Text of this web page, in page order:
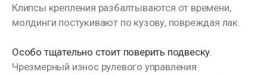
Клипсы крепления разбалтываются от времени,
молдинги постукивают по кузову, повреждая лак.
Особо тщательно стоит поверить подвеску.
Чрезмерный износ рулевого управления